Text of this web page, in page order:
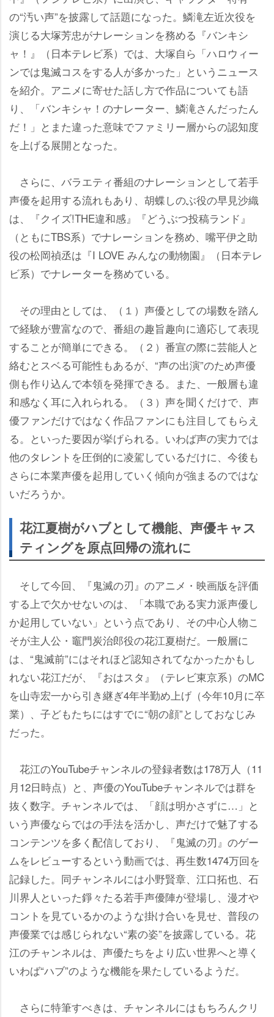
の“汚い声”を披露して話題になった。鱗滝左近次役を
演じる大塚芳忠がナレーションを務める『バンキシ
ャ！』（日本テレビ系）では、大塚自ら「ハロウィー
ンでは鬼滅コスをする人が多かった」というニュース
を紹介。アニメに寄せた話し方で作品についても語
り、「バンキシャ！のナレーター、鱗滝さんだったん
だ！」とまた違った意味でファミリー層からの認知度
を上げる展開となった。
さらに、バラエティ番組のナレーションとして若手
声優を起用する流れもあり、胡蝶しのぶ役の早見沙織
は、『クイズ!THE違和感』『どうぶつ投稿ランド』
（ともにTBS系）でナレーションを務め、嘴平伊之助
役の松岡禎丞は『I LOVE みんなの動物園』（日本テレ
ビ系）でナレーターを務めている。
その理由としては、（１）声優としての場数を踏ん
で経験が豊富なので、番組の趣旨趣向に適応して表現
することが簡単にできる。（２）番宣の際に芸能人と
絡むとスベる可能性もあるが、“声の出演”のため声優
側も作り込んで本領を発揮できる。また、一般層も違
和感なく耳に入れられる。（３）声を聞くだけで、声
優ファンだけではなく作品ファンにも注目してもらえ
る。といった要因が挙げられる。いわば声の実力では
他のタレントを圧倒的に凌駕しているだけに、今後も
さらに本業声優を起用していく傾向が強まるのではな
いだろうか。
花江夏樹がハブとして機能、声優キャス
ティングを原点回帰の流れに
そして今回、『鬼滅の刃』のアニメ・映画版を評価
する上で欠かせないのは、「本職である実力派声優し
か起用していない」という点であり、その中心人物こ
そが主人公・竈門炭治郎役の花江夏樹だ。一般層に
は、“鬼滅前”にはそれほど認知されてなかったかもし
れない花江だが、『おはスタ』（テレビ東京系）のMC
を山寺宏一から引き継ぎ4年半勤め上げ（今年10月に卒
業）、子どもたちにはすでに“朝の顔”としておなじみ
だった。
花江のYouTubeチャンネルの登録者数は178万人（11
月12日時点）と、声優のYouTubeチャンネルでは群を
抜く数字。チャンネルでは、「顔は明かさずに…」と
いう声優ならではの手法を活かし、声だけで魅了する
コンテンツを多く配信しており、『鬼滅の刃』のゲー
ムをレビューするという動画では、再生数1474万回を
記録した。同チャンネルには小野賢章、江口拓也、石
川界人といった錚々たる若手声優陣が登場し、漫才
コントを見ているかのような掛け合いを見せ、普段の
声優業では感じられない“素の姿”を披露している。花
江のチャンネルは、声優たちをより広い世界へと導く
いわば“ハブ”のような機能を果たしているようだ。
さらに特筆すべきは、チャンネルにはもちろんクリ